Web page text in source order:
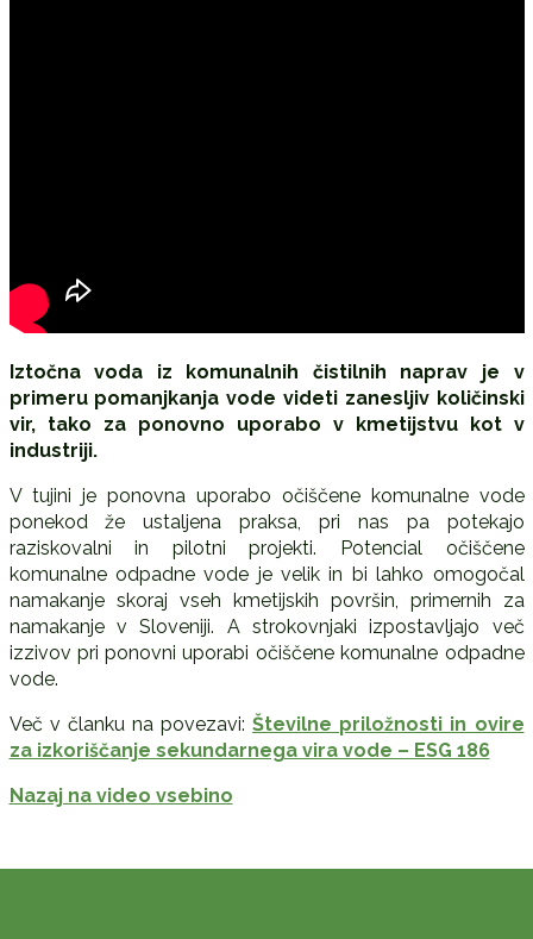
Iztočna voda iz komunalnih čistilnih naprav je v
primeru pomanjkanja vode videti zanesljiv količinski
vir, tako za ponovno uporabo v kmetijstvu kot v
industriji.
V tujini je ponovna uporabo očiščene komunalne vode
ponekod že ustaljena praksa, pri nas pa potekajo
raziskovalni in pilotni projekti. Potencial očiščene
komunalne odpadne vode je velik in bi lahko omogočal
namakanje skoraj vseh kmetijskih površin, primernih za
namakanje v Sloveniji. A strokovnjaki izpostavljajo več
izzivov pri ponovni uporabi očiščene komunalne odpadne
vode.
Več v članku na povezavi:Številne priložnosti in ovire
za izkoriščanje sekundarnega vira vode – ESG 186
Nazaj na video vsebino